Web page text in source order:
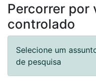
Percorrer por
controlado
Selecione um
de pesquisa